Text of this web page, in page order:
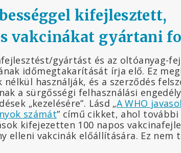
kifejlesztett,
vakcinákat gyártani
gyártást és az oltóanyag-
időmegtakarítását írja elő. Ez
használják, és a szerződés
a sürgősségi felhasználási
„kezelésére”. Lásd „A WHO
számát” című cikket, ahol
kifejezetten 100 napos
elleni vakcinák előállítására. Ez nem